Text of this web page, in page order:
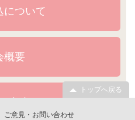
について
概要
トップへ戻る
ご意見・お問い合わせ